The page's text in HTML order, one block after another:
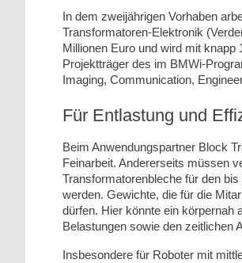
In dem zweijährigen Vorhaben
Transformatoren-Elektronik
Millionen Euro und wird mit
Projektträger des im BMWi-
Imaging, Communication,
Für Entlastung und
Beim Anwendungspartner Block
Feinarbeit. Andererseits müssen
Transformatorenbleche für den
werden. Gewichte, die für die
dürfen. Hier könnte ein körpernah
Belastungen sowie den zeitlichen
Insbesondere für Roboter mit